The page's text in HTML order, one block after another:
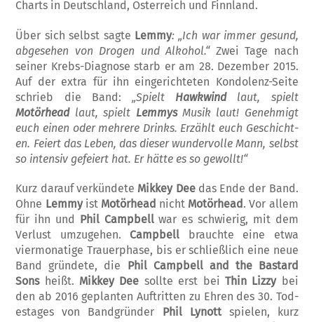
Charts in Deutschland, Öster­reich und Finnland.
Über sich selbst sagte Lemmy: „Ich war immer gesund,
abgesehen von Drogen und Alkohol.“Zwei Tage nach
seiner Krebs-Diagnose starb er am 28. Dezember 2015.
Auf der extra für ihn eingerichteten Kon­dolenz-Seite
schrieb die Band: „Spielt Haw­kwindlaut, spielt
Motörheadlaut, spielt LemmysMusik laut! Genehmigt
euch einen oder mehrere Drinks. Erzählt euch Geschi­cht­
en. Feiert das Leben, das dieser wunder­volle Mann, selbst
so intensiv gefeiert hat. Er hätte es so gewollt!“
Kurz darauf verkün­dete Mikkey Deedas En­de der Band.
Ohne Lemmyist Mo­tör­head nicht Motörhead . Vor allem
für ihn und
Phil Campbellwar es schwierig, mit dem
Verlust umzugehen. Cam­pbell brauchte eine etwa
viermonatige Trauerphase, bis er schließlich eine neue
Band gründete, die
Phil Campbell and the Bastard
Sonsheißt. Mikkey Dee sollte erst bei Thin Lizzybei
den ab 2016 geplanten Auftritten zu Ehren des 30. Tod­
estages von Bandgründer
Phil Ly­nottspie­len, kurz